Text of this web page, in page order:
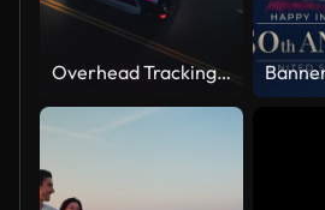
Overhead Tracking Drone Shot of a Police Car Driving on a City Street with Lights On at Night